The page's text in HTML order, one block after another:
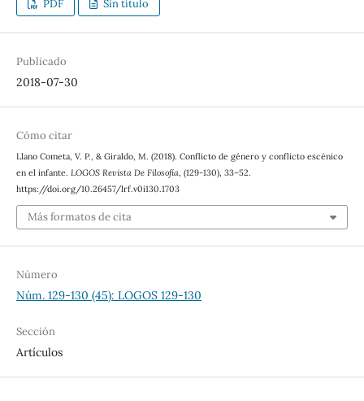
PDF Sin título
Publicado
2018-07-30
Cómo citar
Llano Cometa, V. P., & Giraldo, M. (2018). Conflicto de género y conflicto escénico
en el infante. LOGOS Revista De Filosofía, (129-130), 33–52.
https://doi.org/10.26457/lrf.v0i130.1703
Más formatos de cita
Número
Núm. 129-130 (45): LOGOS 129-130
Sección
Artículos